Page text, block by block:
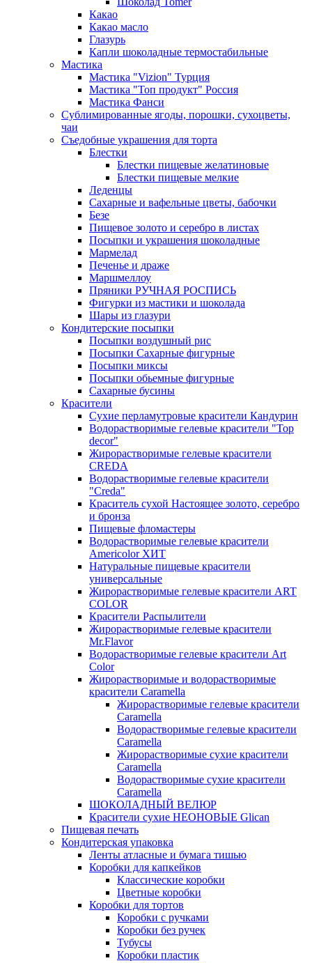
Какао
Какао масло
Глазурь
Капли шоколадные термостабильные
Мастика
Мастика "Vizion" Турция
Мастика "Топ продукт" Россия
Мастика Фанси
Сублимированные ягоды, порошки, сухоцветы,
чаи
Съедобные украшения для торта
Блестки
Блестки пищевые желатиновые
Блестки пищевые мелкие
Леденцы
Сахарные и вафельные цветы, бабочки
Безе
Пищевое золото и серебро в листах
Посыпки и украшения шоколадные
Мармелад
Печенье и драже
Маршмеллоу
Пряники РУЧНАЯ РОСПИСЬ
Фигурки из мастики и шоколада
Шары из глазури
Кондитерские посыпки
Посыпки воздушный рис
Посыпки Сахарные фигурные
Посыпки миксы
Посыпки обьемные фигурные
Сахарные бусины
Красители
Сухие перламутровые красители Кандурин
Водорастворимые гелевые красители "Top
decor"
Жирорастворимые гелевые красители
CREDA
Водорастворимые гелевые красители
"Creda"
Краситель сухой Настоящее золото, серебро
и бронза
Пищевые фломастеры
Водорастворимые гелевые красители
Americolor ХИТ
Натуральные пищевые красители
универсальные
Жирорастворимые гелевые красители ART
COLOR
Красители Распылители
Жирорастворимые гелевые красители
Mr.Flavor
Водорастворимые гелевые красители Art
Color
Жирорастворимые и водорастворимые
красители Caramella
Жирорастворимые гелевые красители
Caramella
Водорастворимые гелевые красители
Caramella
Жирорастворимые сухие красители
Caramella
Водорастворимые сухие красители
Caramella
ШОКОЛАДНЫЙ ВЕЛЮР
Красители сухие НЕОНОВЫЕ Glican
Пищевая печать
Кондитерская упаковка
Ленты атласные и бумага тишью
Коробки для капкейков
Классические коробки
Цветные коробки
Коробки для тортов
Коробки с ручками
Коробки без ручек
Тубусы
Коробки пластик